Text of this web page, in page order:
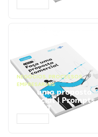
NEGÓCIOS, PROCESSOS
EMPRESARIAIS
Faça uma proposta
comercial | Prompts
ChatGPT